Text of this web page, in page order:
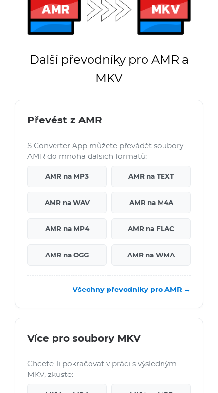
Další převodníky pro AMR a
MKV
Převést z AMR
S Converter App můžete převádět soubory
AMR do mnoha dalších formátů:
AMR na MP3 AMR na TEXT
AMR na WAV AMR na M4A
AMR na MP4 AMR na FLAC
AMR na OGG AMR na WMA
Všechny převodníky pro AMR →
Více pro soubory MKV
Chcete-li pokračovat v práci s výsledným
MKV, zkuste: